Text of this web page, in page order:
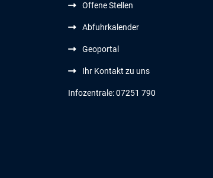
Offene Stellen
Abfuhrkalender
Geoportal
Ihr Kontakt zu uns
Infozentrale: 07251 790